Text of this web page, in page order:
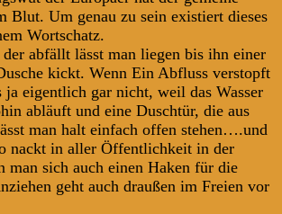
Blut. Um genau zu sein existiert dieses
Wortschatz.
abfällt lässt man liegen bis ihn einer
kickt. Wenn Ein Abfluss verstopft
ja eigentlich gar nicht, weil das Wasser
abläuft und eine Duschtür, die aus
man halt einfach offen stehen….und
nackt in aller Öffentlichkeit in der
man sich auch einen Haken für die
geht auch draußen im Freien vor